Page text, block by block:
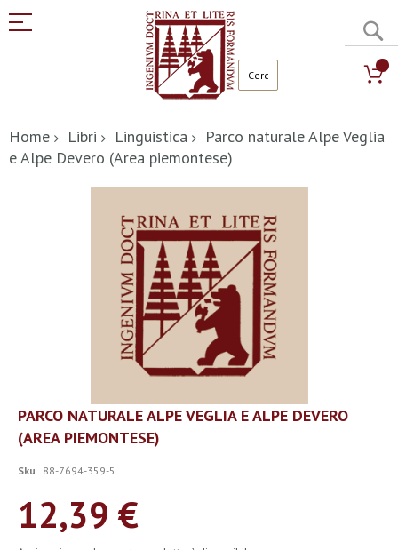
al
contenuto
Home Libri Linguistica
Parco naturale Alpe Veglia
e Alpe Devero (Area piemontese)
Vai
all'inizio
della
di
PARCO NATURALE ALPE VEGLIA E ALPE DEVERO
(AREA PIEMONTESE)
Sku 88-7694-359-5
12,39 €